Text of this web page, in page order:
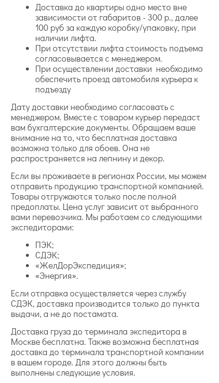
Доставка до квартиры одно место вне
зависимости от габаритов - 300 р., далее
100 руб за каждую коробку/упаковку, при
наличии лифта.
При отсутствии лифта стоимость подъема
согласовывается с менеджером.
При осуществлении доставки необходимо
обеспечить проезд автомобиля курьера к
подъезду
Дату доставки необходимо согласовать с
менеджером. Вместе с товаром курьер передаст
вам бухгалтерские документы. Обращаем ваше
внимание на то, что бесплатная доставка
возможна только для обоев. Она не
распространяется на лепнину и декор.
Если вы проживаете в регионах России, мы можем
отправить продукцию транспортной компанией.
Товары отгружаются только после полной
предоплаты. Цена услуг зависит от выбранного
вами перевозчика. Мы работаем со следующими
экспедиторами:
ПЭК;
СДЭК;
«ЖелДорЭкспедиция»;
«Энергия».
Если отправка осуществляется через службу
СДЭК, доставка производится только до пункта
выдачи, а не до постамата.
Доставка груза до терминала экспедитора в
Москве бесплатна. Также возможна бесплатная
доставка до терминала транспортной компании
в вашем городе. Для этого должны быть
выполнены следующие условия.